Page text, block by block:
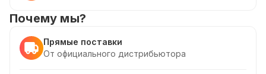
Почему мы?
Прямые поставки
От официального дистрибьютора